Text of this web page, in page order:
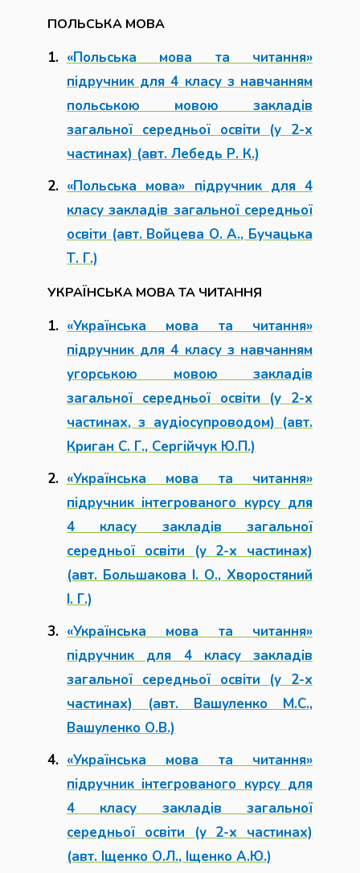
ПОЛЬСЬКА МОВА
«Польська мова та читання»
підручник для 4 класу з навчанням
польською мовою закладів
загальної середньої освіти (у 2-х
частинах) (авт. Лебедь Р. К.)
«Польська мова» підручник для 4
класу закладів загальної середньої
освіти (авт. Войцева О. А., Бучацька
Т. Г.)
УКРАЇНСЬКА МОВА ТА ЧИТАННЯ
«Українська мова та читання»
підручник для 4 класу з навчанням
угорською мовою закладів
загальної середньої освіти (у 2-х
частинах, з аудіосупроводом) (авт.
Криган С. Г., Сергійчук Ю.П.)
«Українська мова та читання»
підручник інтегрованого курсу для
4 класу закладів загальної
середньої освіти (у 2-х частинах)
(авт. Большакова І. О., Хворостяний
І. Г.)
«Українська мова та читання»
підручник для 4 класу закладів
загальної середньої освіти (у 2-х
частинах) (авт. Вашуленко М.С.,
Вашуленко О.В.)
«Українська мова та читання»
підручник інтегрованого курсу для
4 класу закладів загальної
середньої освіти (у 2-х частинах)
(авт. Іщенко О.Л., Іщенко А.Ю.)